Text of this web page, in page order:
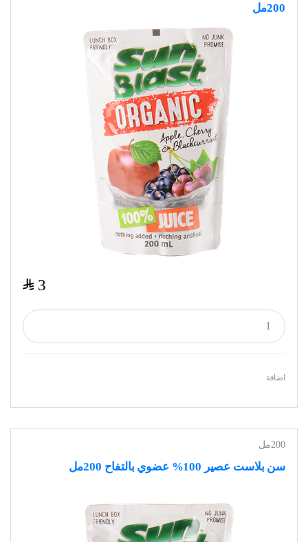
200مل
3
$
اضافة
200مل
سن بلاست عصير 100% عضوي بالتفاح 200مل